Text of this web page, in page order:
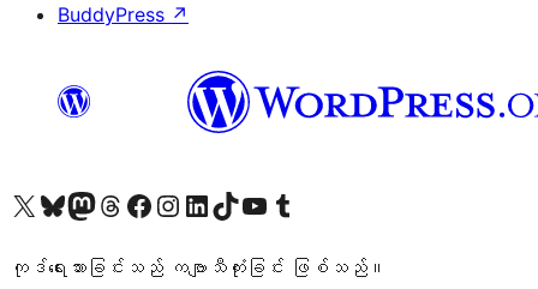
BuddyPress ↗
ကျွန်ုပ်တို့၏ X (ယခင် Twitter) အကောင့်သို့ သွားရောက်ကြည့်ရှုပါကျွန်ုပ်တို့၏ Bluesky အကောင့်သို့ ဝင်ရောက်ကြည့်ရှုရန်
ကျွန်ုပ်တို့၏ Mastodon အကောင့်သို့ သွားရောက်ကြည့်ရှုပါကျွန်ုပ်တို့၏ Threads အကောင့်သို့ ဝင်ရောက်ကြည့်ရှုရန်
ကျွန်ုပ်တို့၏ Facebook စာမျက်နှာသို့ သွားရောက်ကြည့်ရှုပါကျွန်ုပ်တို့၏ Instagram အကောင့်သို့ သွားရောက်ကြည့်ရှုပါ ကျွန်ုပ်တို့၏ LinkedIn အကောင့်သို့ သွားရောက်ကြည့်ရှုပါကျွန်ုပ်တို့၏ TikTok အကောင့်သို့ ဝင်ရောက်ကြည့်ရှုရန်
ကျွန်ုပ်တို့၏ YouTube ချန်နယ်သို့ သွားရောက်ကြည့်ရှုပါ ကျွန်ုပ်တို့၏ Tumblr အကောင့်သို့ ဝင်ရောက်ကြည့်ရှုရန်
ကုဒ်ရေးသားခြင်းသည် ကဗျာသီကုံးခြင်း ဖြစ်သည်။